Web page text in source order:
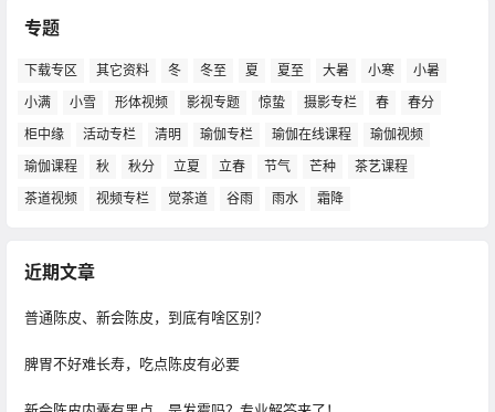
专题
下载专区 其它资料 冬 冬至 夏 夏至 大暑 小寒
小暑
小满
小雪 形体视频 影视专题 惊蛰 摄影专栏 春
春分
柜中缘
活动专栏 清明 瑜伽专栏 瑜伽在线课程
瑜伽视频
瑜伽课程
秋 秋分 立夏 立春 节气 芒种
茶艺课程
茶道视频
视频专栏 觉茶道 谷雨 雨水 霜降
近期文章
普通陈皮、新会陈皮，到底有啥区别？
脾胃不好难长寿，吃点陈皮有必要